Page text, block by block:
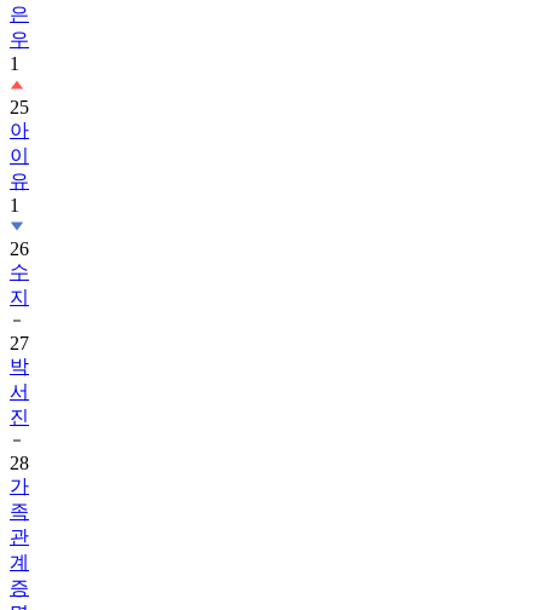
은
우
1
25
아
이
유
1
26
수
지
27
박
서
진
28
가
족
관
계
증